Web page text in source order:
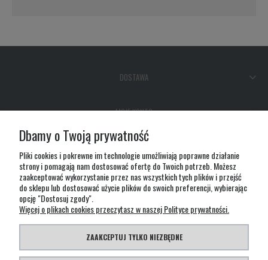
DOSTAWA
MOJE KONTO
GWARANCJA I ZWROTY
O FIRMIE
Ta strona wykorzystuje pliki cookies m.in. do analizy statystycznej ruchu oraz dopasowania
Dbamy o Twoją prywatność
Pliki cookies i pokrewne im technologie umożliwiają poprawne działanie
strony i pomagają nam dostosować ofertę do Twoich potrzeb. Możesz
zaakceptować wykorzystanie przez nas wszystkich tych plików i przejść
do sklepu lub dostosować użycie plików do swoich preferencji, wybierając
opcję "Dostosuj zgody".
Więcej o plikach cookies przeczytasz w naszej Polityce prywatności.
ZAAKCEPTUJ TYLKO NIEZBĘDNE